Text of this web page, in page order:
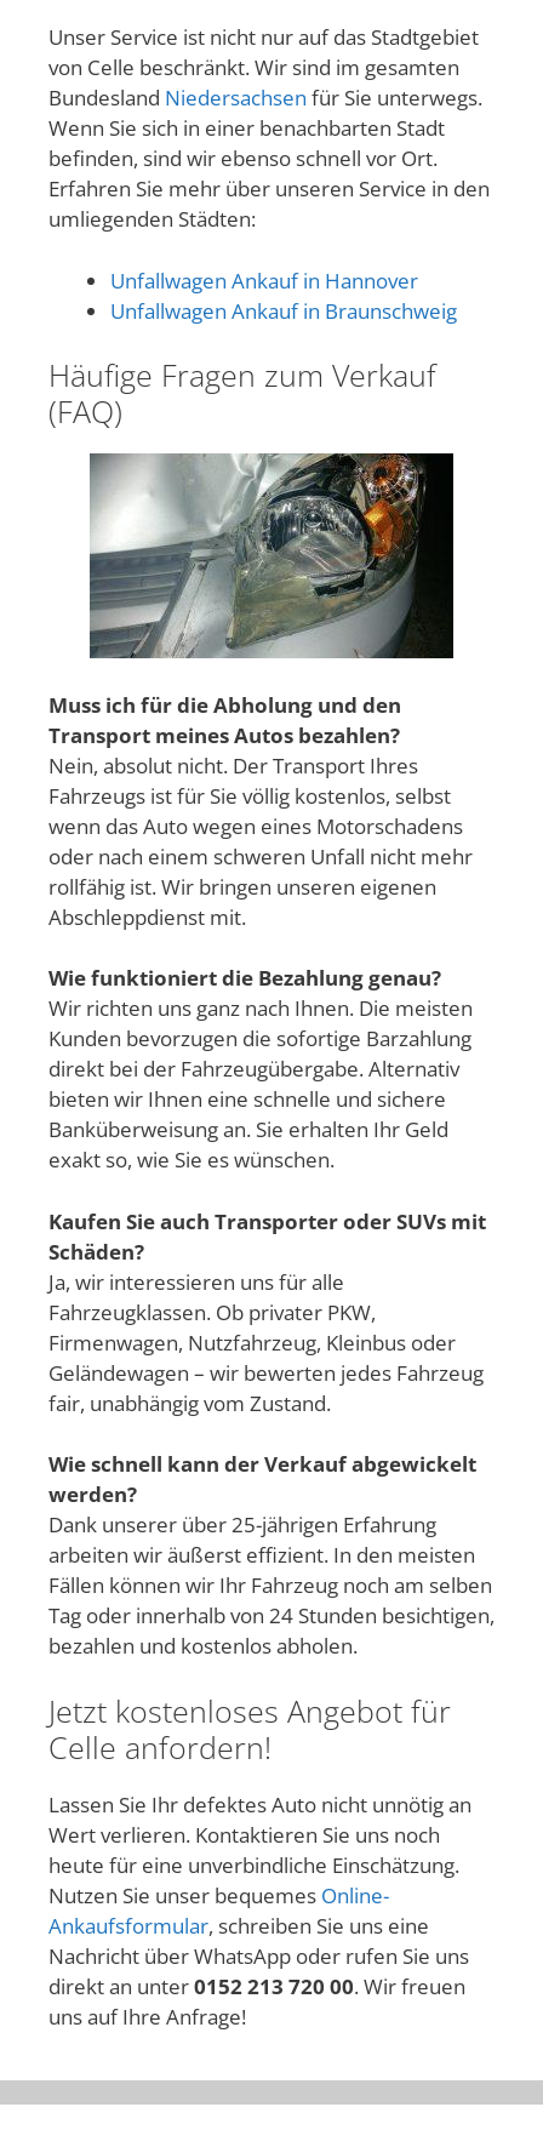
Unser Service ist nicht nur auf das Stadtgebiet
von Celle beschränkt. Wir sind im gesamten
Bundesland Niedersachsen für Sie unterwegs.
Wenn Sie sich in einer benachbarten Stadt
befinden, sind wir ebenso schnell vor Ort.
Erfahren Sie mehr über unseren Service in den
umliegenden Städten:
Unfallwagen Ankauf in Hannover
Unfallwagen Ankauf in Braunschweig
Häufige Fragen zum Verkauf
(FAQ)
Muss ich für die Abholung und den
Transport meines Autos bezahlen?
Nein, absolut nicht. Der Transport Ihres
Fahrzeugs ist für Sie völlig kostenlos, selbst
wenn das Auto wegen eines Motorschadens
oder nach einem schweren Unfall nicht mehr
rollfähig ist. Wir bringen unseren eigenen
Abschleppdienst mit.
Wie funktioniert die Bezahlung genau?
Wir richten uns ganz nach Ihnen. Die meisten
Kunden bevorzugen die sofortige Barzahlung
direkt bei der Fahrzeugübergabe. Alternativ
bieten wir Ihnen eine schnelle und sichere
Banküberweisung an. Sie erhalten Ihr Geld
exakt so, wie Sie es wünschen.
Kaufen Sie auch Transporter oder SUVs mit
Schäden?
Ja, wir interessieren uns für alle
Fahrzeugklassen. Ob privater PKW,
Firmenwagen, Nutzfahrzeug, Kleinbus oder
Geländewagen – wir bewerten jedes Fahrzeug
fair, unabhängig vom Zustand.
Wie schnell kann der Verkauf abgewickelt
werden?
Dank unserer über 25-jährigen Erfahrung
arbeiten wir äußerst effizient. In den meisten
Fällen können wir Ihr Fahrzeug noch am selben
Tag oder innerhalb von 24 Stunden besichtigen,
bezahlen und kostenlos abholen.
Jetzt kostenloses Angebot für
Celle anfordern!
Lassen Sie Ihr defektes Auto nicht unnötig an
Wert verlieren. Kontaktieren Sie uns noch
heute für eine unverbindliche Einschätzung.
Nutzen Sie unser bequemes Online-
Ankaufsformular, schreiben Sie uns eine
Nachricht über WhatsApp oder rufen Sie uns
direkt an unter0152 213 720 00. Wir freuen
uns auf Ihre Anfrage!